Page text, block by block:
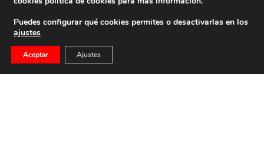
Puedes configurar qué cookies permites o desactivarlas en los
ajustes
Aceptar Ajustes